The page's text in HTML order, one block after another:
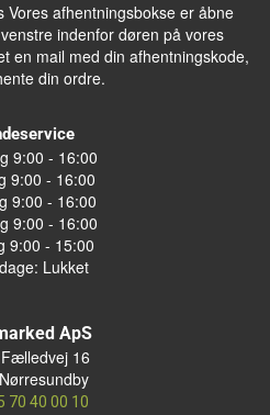
Vores afhentningsbokse er åbne
indenfor døren på vores
en mail med din afhentningskode,
din ordre.
9:00 - 16:00
9:00 - 16:00
9:00 - 16:00
9:00 - 16:00
9:00 - 15:00
Lukket
ApS
16
70 40 00 10